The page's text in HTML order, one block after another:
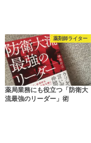
薬剤師ライター
薬局業務にも役立つ「防衛大
流最強のリーダー」術